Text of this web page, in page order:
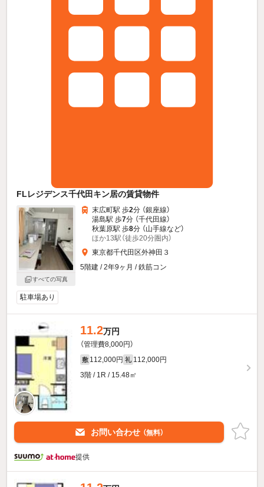
FLレジデンス千代田キン居の賃貸物件
すべての写真
末広町駅 歩2分 （銀座線）
湯島駅 歩7分 （千代田線）
秋葉原駅 歩8分 （山手線など）
ほか13駅（徒歩20分圏内）
東京都千代田区外神田３
5階建 / 2年9ヶ月 / 鉄筋コン
駐車場あり
11.2万円
（管理費8,000円）
敷 112,000円 礼 112,000円
3階 / 1R / 15.48㎡
お問い合わせ （無料）
提供